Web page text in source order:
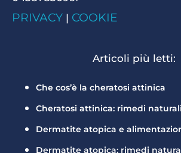
PRIVACY | COOKIE
Articoli più letti:
Che cos’è la cheratosi attinica
Cheratosi attinica: rimedi naturali
Dermatite atopica e
Dermatite atopica: rimedi